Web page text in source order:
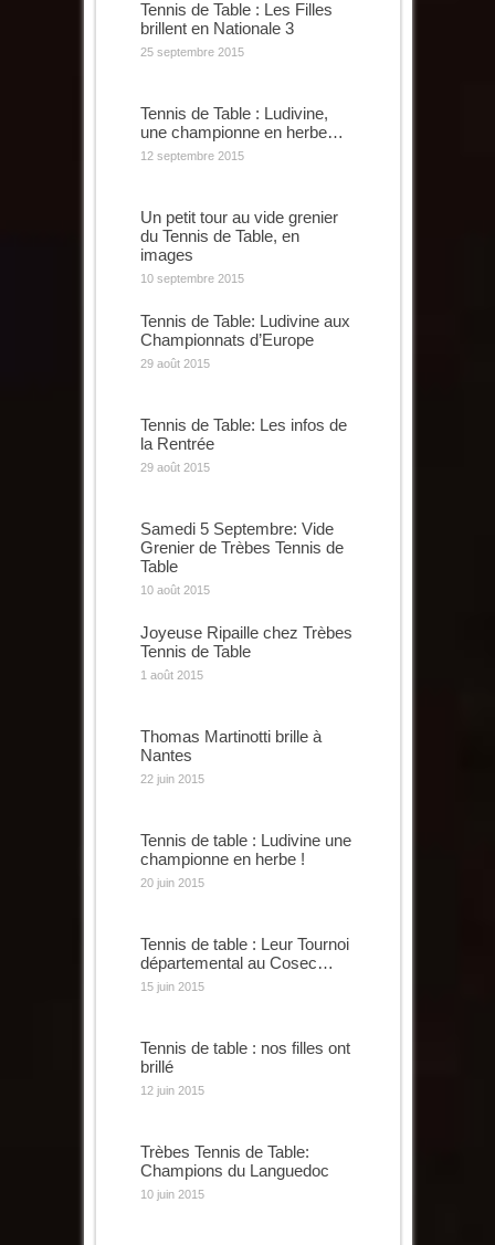
Tennis de Table : Les Filles
brillent en Nationale 3
25 septembre 2015
Tennis de Table : Ludivine,
une championne en herbe…
12 septembre 2015
Un petit tour au vide grenier
du Tennis de Table, en
images
10 septembre 2015
Tennis de Table: Ludivine aux
Championnats d’Europe
29 août 2015
Tennis de Table: Les infos de
la Rentrée
29 août 2015
Samedi 5 Septembre: Vide
Grenier de Trèbes Tennis de
Table
10 août 2015
Joyeuse Ripaille chez Trèbes
Tennis de Table
1 août 2015
Thomas Martinotti brille à
Nantes
22 juin 2015
Tennis de table : Ludivine une
championne en herbe !
20 juin 2015
Tennis de table : Leur Tournoi
départemental au Cosec…
15 juin 2015
Tennis de table : nos filles ont
brillé
12 juin 2015
Trèbes Tennis de Table:
Champions du Languedoc
10 juin 2015